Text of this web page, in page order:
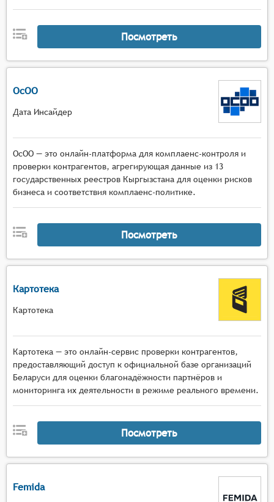
Посмотреть
ОсОО
Дата Инсайдер
ОсОО — это онлайн-платформа для комплаенс-контроля и
проверки контрагентов, агрегирующая данные из 13
государственных реестров Кыргызстана для оценки рисков
бизнеса и соответствия комплаенс-политике.
Посмотреть
Картотека
Картотека
Картотека — это онлайн-сервис проверки контрагентов,
предоставляющий доступ к официальной базе организаций
Беларуси для оценки благонадёжности партнёров и
мониторинга их деятельности в режиме реального времени.
Посмотреть
Femida